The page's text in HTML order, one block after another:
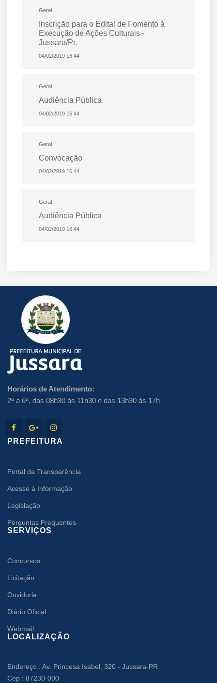
Geral
Inscrição para o Edital de Fomento à
Execução de Ações Culturais -
Jussara/Pr.
04/02/2019 16:44
Geral
Audiência Pública
04/02/2019 16:44
Geral
Convocação
04/02/2019 16:44
Geral
Audiência Pública
04/02/2019 16:44
Horários de Atendimento:
2ª à 6ª, das 08h30 às 11h30 e das 13h30 às 17h
PREFEITURA
Portal da Transparência
Acesso à Informação
Legislação
Perguntas Frequentes
SERVIÇOS
Concursos
Licitação
Ouvidoria
Diário Oficial
Webmail
LOCALIZAÇÃO
Endereço : Av. Princesa Isabel, 320 - Jussara-PR
Cep : 87230-000